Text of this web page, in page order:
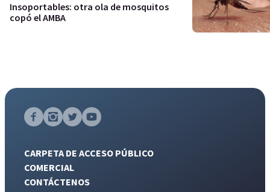
Insoportables: otra ola de mosquitos
copó el AMBA
CARPETA DE ACCESO PÚBLICO
COMERCIAL
CONTÁCTENOS